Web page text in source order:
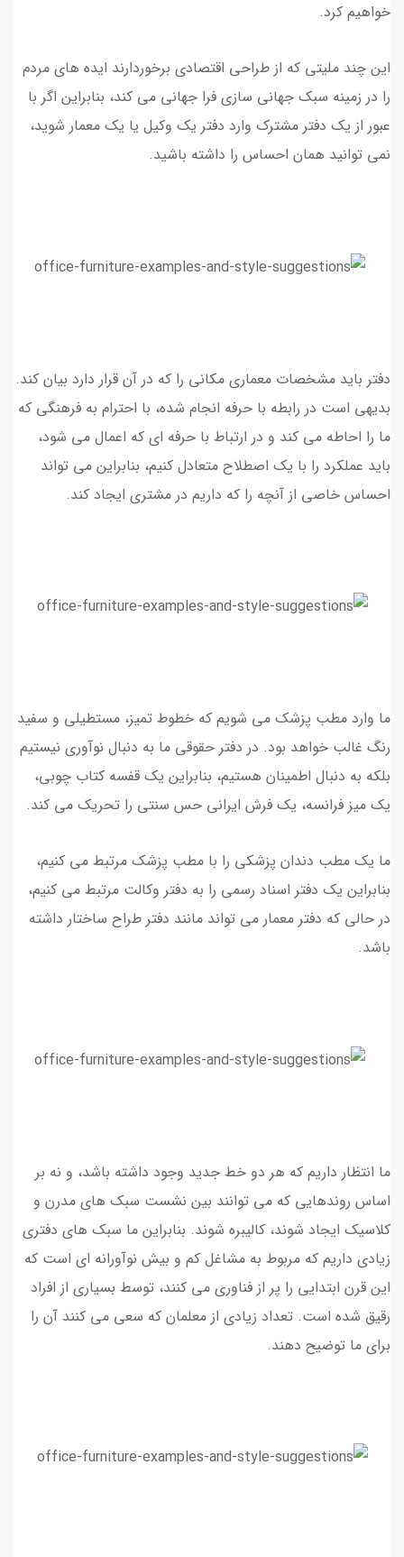
خواهیم کرد.
این چند ملیتی که از طراحی اقتصادی برخوردارند ایده های مردم
را در زمینه سبک جهانی سازی فرا جهانی می کند، بنابراین اگر با
عبور از یک دفتر مشترک وارد دفتر یک وکیل یا یک معمار شوید،
نمی توانید همان احساس را داشته باشید.
دفتر باید مشخصات معماری مکانی را که در آن قرار دارد بیان کند.
بدیهی است در رابطه با حرفه انجام شده، با احترام به فرهنگی که
ما را احاطه می کند و در ارتباط با حرفه ای که اعمال می شود،
باید عملکرد را با یک اصطلاح متعادل کنیم، بنابراین می تواند
احساس خاصی از آنچه را که داریم در مشتری ایجاد کند.
ما وارد مطب پزشک می شویم که خطوط تمیز، مستطیلی و سفید
رنگ غالب خواهد بود. در دفتر حقوقی ما به دنبال نوآوری نیستیم
بلکه به دنبال اطمینان هستیم، بنابراین یک قفسه کتاب چوبی،
یک میز فرانسه، یک فرش ایرانی حس سنتی را تحریک می کند.
ما یک مطب دندان پزشکی را با مطب پزشک مرتبط می کنیم،
بنابراین یک دفتر اسناد رسمی را به دفتر وکالت مرتبط می کنیم،
در حالی که دفتر معمار می تواند مانند دفتر طراح ساختار داشته
باشد.
ما انتظار داریم که هر دو خط جدید وجود داشته باشد، و نه بر
اساس روندهایی که می توانند بین نشست سبک های مدرن و
کلاسیک ایجاد شوند، کالیبره شوند. بنابراین ما سبک های دفتری
زیادی داریم که مربوط به مشاغل کم و بیش نوآورانه ای است که
این قرن ابتدایی را پر از فناوری می کنند، توسط بسیاری از افراد
رقیق شده است. تعداد زیادی از معلمان که سعی می کنند آن را
برای ما توضیح دهند.